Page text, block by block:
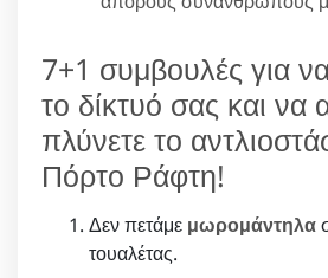
7+1 συμβουλές για
το δίκτυό σας και να
πλύνετε το
Πόρτο Ράφτη!
Δεν πετάμε μωρομάντηλα
τουαλέτας.